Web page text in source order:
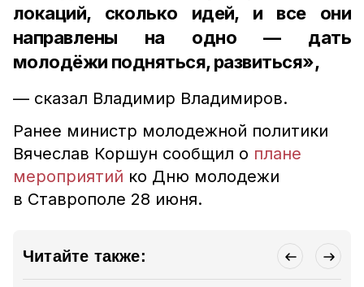
локаций, сколько идей, и все они
направлены на одно — дать
молодёжи подняться, развиться»,
— сказал Владимир Владимиров.
Ранее министр молодежной политики
Вячеслав Коршун сообщил о плане
мероприятий ко Дню молодежи
в Ставрополе 28 июня.
Читайте также: